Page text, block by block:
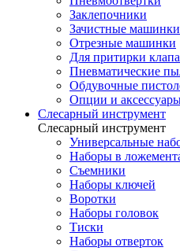
Заклепочники
Зачистные машинки
Отрезные машинки
Для притирки
Пневматические
Обдувочные
Опции и
Слесарный инструмент
Слесарный инструмент
Универсальные
Наборы в
Съемники
Наборы ключей
Воротки
Наборы головок
Тиски
Наборы отверток